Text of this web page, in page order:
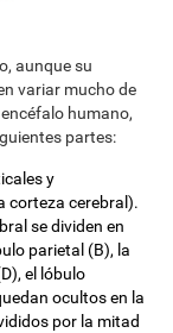
aunque su
variar mucho de
humano,
partes:
y
corteza cerebral).
se dividen en
parietal (B), la
el lóbulo
ocultos en la
por la mitad